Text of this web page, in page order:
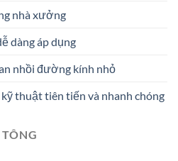
nhà xưởng
dàng áp dụng
nhồi đường kính nhỏ
thuật tiên tiến và nhanh chóng